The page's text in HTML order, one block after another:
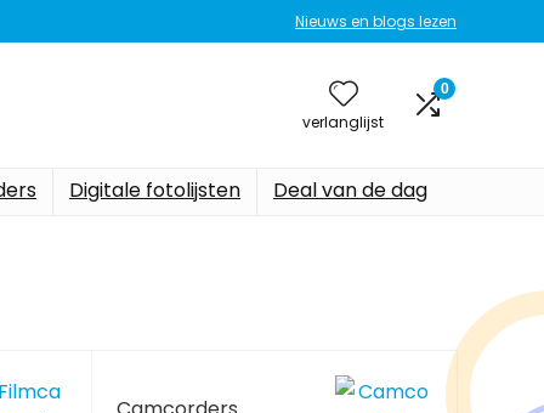
Nieuws en blogs lezen
verlanglijst
0
Digitale fotolijsten Deal van de dag